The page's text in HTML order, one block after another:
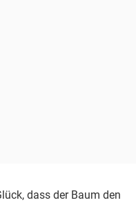
dass der Baum den